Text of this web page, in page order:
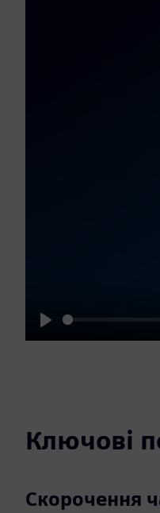
Play
Ключові
Скорочення